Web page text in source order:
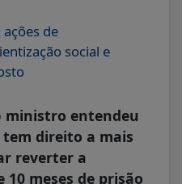
de
social e
ministro entendeu
tem direito a mais
reverter a
10 meses de prisão